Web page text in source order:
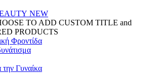
NEW
TO ADD CUSTOM TITLE and
PRODUCTS
Φροντίδα
την Γυναίκα